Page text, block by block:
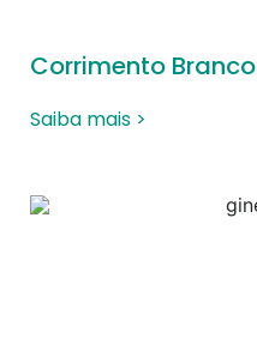
Corrimento Branco
Saiba mais >